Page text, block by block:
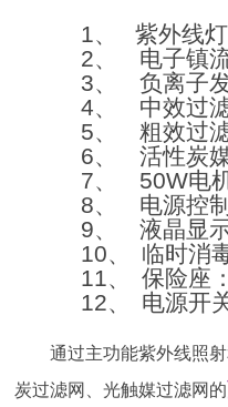
1、
紫外线灯
2、
电子镇
3、
负离子
4、
中效过
5、
粗效过
6、
活性炭
7、
50W电
8、
电源控
9、
液晶显
10、
临时消
11、
保险座：
12、
电源开
通过主功能紫外线照
炭过滤网、光触媒过滤网的